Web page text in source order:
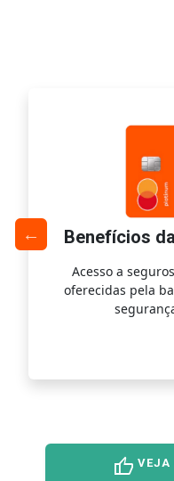
Benefícios
Acesso a
oferecidas pela
thumb_up VEJA